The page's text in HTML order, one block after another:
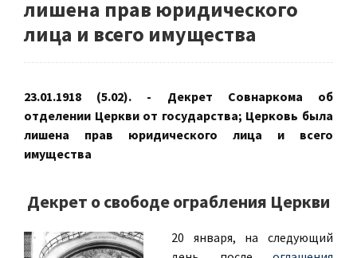
лишена прав юридического
лица и всего имущества
23.01.1918 (5.02). - Декрет Совнаркома об
отделении Церкви от государства; Церковь была
лишена прав юридического лица и всего
имущества
Декрет о свободе ограбления Церкви
20 января, на следующий